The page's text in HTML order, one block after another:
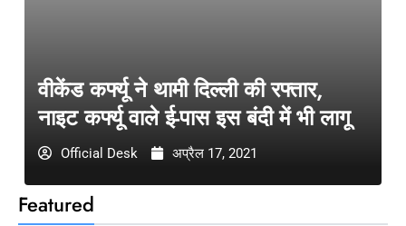
Featured
वीकेंड कर्फ्यू ने थामी दिल्ली की रफ्तार,
नाइट कर्फ्यू वाले ई-पास इस बंदी में भी लागू
Official Desk अप्रैल 17, 2021